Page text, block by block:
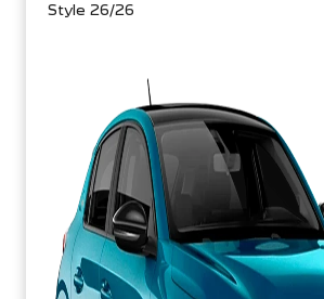
Style 26/26